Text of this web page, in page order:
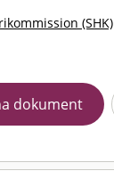
(SHK)
dokument